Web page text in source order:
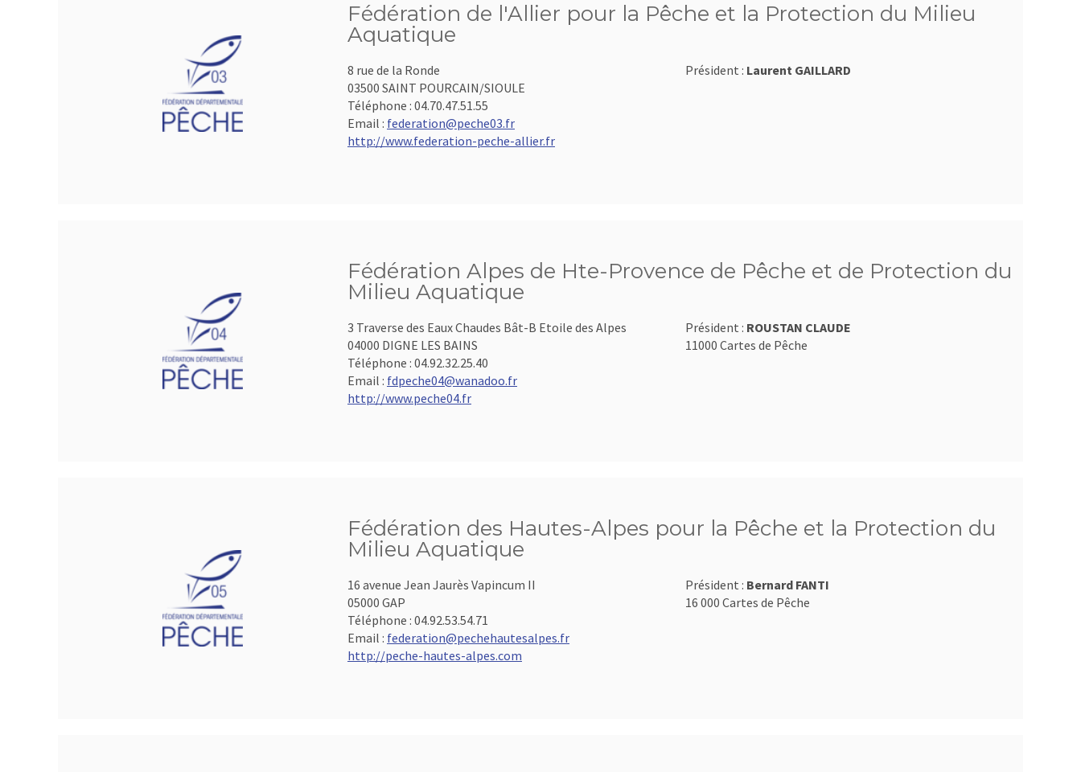
Fédération de l'Allier pour la Pêche et la Protection du Milieu
Aquatique
8 rue de la Ronde
03500 SAINT POURCAIN/SIOULE
Téléphone : 04.70.47.51.55
Email : federation@peche03.fr
http://www.federation-peche-allier.fr
Président : Laurent GAILLARD
Fédération Alpes de Hte-Provence de Pêche et de Protection du
Milieu Aquatique
3 Traverse des Eaux Chaudes Bât-B Etoile des Alpes
04000 DIGNE LES BAINS
Téléphone : 04.92.32.25.40
Email : fdpeche04@wanadoo.fr
http://www.peche04.fr
Président : ROUSTAN CLAUDE
11000 Cartes de Pêche
Fédération des Hautes-Alpes pour la Pêche et la Protection du
Milieu Aquatique
16 avenue Jean Jaurès Vapincum II
05000 GAP
Téléphone : 04.92.53.54.71
Email : federation@pechehautesalpes.fr
http://peche-hautes-alpes.com
Président : Bernard FANTI
16 000 Cartes de Pêche